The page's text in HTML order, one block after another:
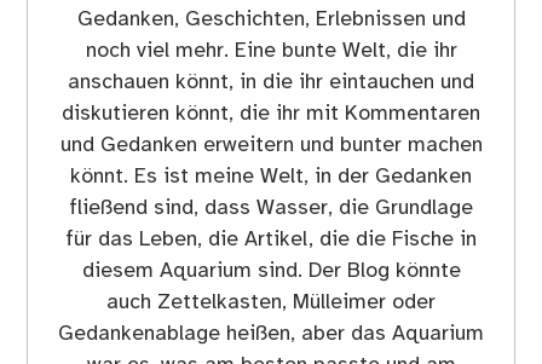
Gedanken, Geschichten, Erlebnissen und
noch viel mehr. Eine bunte Welt, die ihr
anschauen könnt, in die ihr eintauchen und
diskutieren könnt, die ihr mit Kommentaren
und Gedanken erweitern und bunter machen
könnt. Es ist meine Welt, in der Gedanken
fließend sind, dass Wasser, die Grundlage
für das Leben, die Artikel, die die Fische in
diesem Aquarium sind. Der Blog könnte
auch Zettelkasten, Mülleimer oder
Gedankenablage heißen, aber das Aquarium